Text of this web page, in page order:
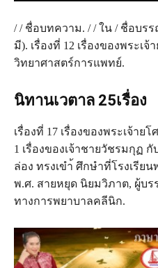
/ / ชื่อบทความ. / / ใน / ชื่อบร
มี). เรื่องที่ 12 เรื่องของพระเ
วิทยาศาสตร์การแพทย์.
นิทานเวตาล 25เรื่อง
เรื่องที่ 17 เรื่องของพระเจ้า
1 เรื่องของเจ้าชายวัชรมกุฏ
ล่อง ทรงเขำ้ ศึกษำที่โรงเรีย
พ.ศ. สายหยุด นิยมวิภาต, ผู้บร
ทางการพยาบาลคลีนิก.